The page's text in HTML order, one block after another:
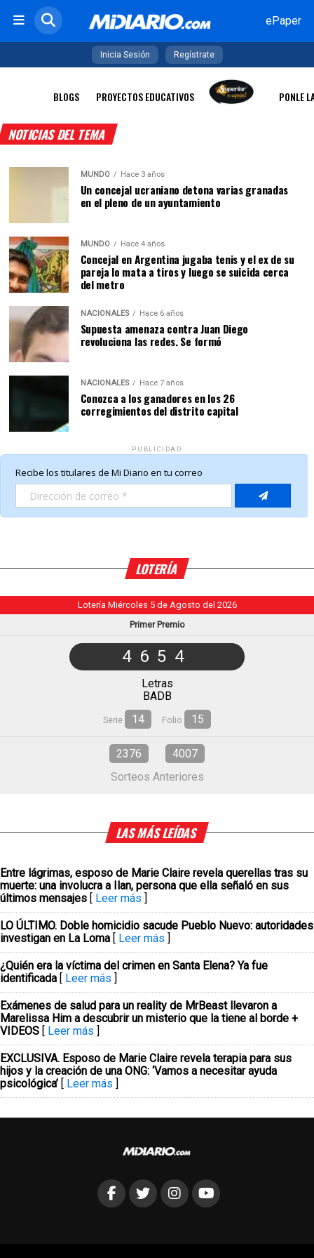
ePaper
Inicia Sesión Regístrate
BLOGS PROYECTOS EDUCATIVOS PONLE
NOTICIAS DEL TEMA
MUNDO Hace 3 años
Un concejal ucraniano detona varias granadas
en el pleno de un ayuntamiento
MUNDO Hace 4 años
Concejal en Argentina jugaba tenis y el ex de su
pareja lo mata a tiros y luego se suicida cerca
del metro
NACIONALES Hace 6 años
Supuesta amenaza contra Juan Diego
revoluciona las redes. Se formó
NACIONALES Hace 7 años
Conozca a los ganadores en los 26
corregimientos del distrito capital
PUBLICIDAD
LOTERÍA
Lotería Miércoles 5 de Agosto del 2026
Primer Premio
4654
Letras
BADB
Serie 14 Folio 15
2376
4007
Sorteos Anteriores
LAS MÁS LEÍDAS
Entre lágrimas, esposo de Marie Claire revela querellas tras su
muerte: una involucra a Ilan, persona que ella señaló en sus
últimos mensajes [ Leer más ]
LO ÚLTIMO. Doble homicidio sacude Pueblo Nuevo: autoridades
investigan en La Loma [ Leer más ]
¿Quién era la víctima del crimen en Santa Elena? Ya fue
identificada [ Leer más ]
Exámenes de salud para un reality de MrBeast llevaron a
Marelissa Him a descubrir un misterio que la tiene al borde +
VIDEOS [ Leer más ]
EXCLUSIVA. Esposo de Marie Claire revela terapia para sus
hijos y la creación de una ONG: ‘Vamos a necesitar ayuda
psicológica’ [ Leer más ]